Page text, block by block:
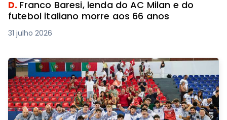
D. Franco Baresi, lenda do AC Milan e do
futebol italiano morre aos 66 anos
31 julho 2026